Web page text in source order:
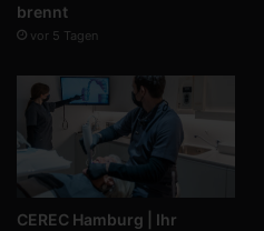
brennt
vor 5 Tagen
CEREC Hamburg | Ihr